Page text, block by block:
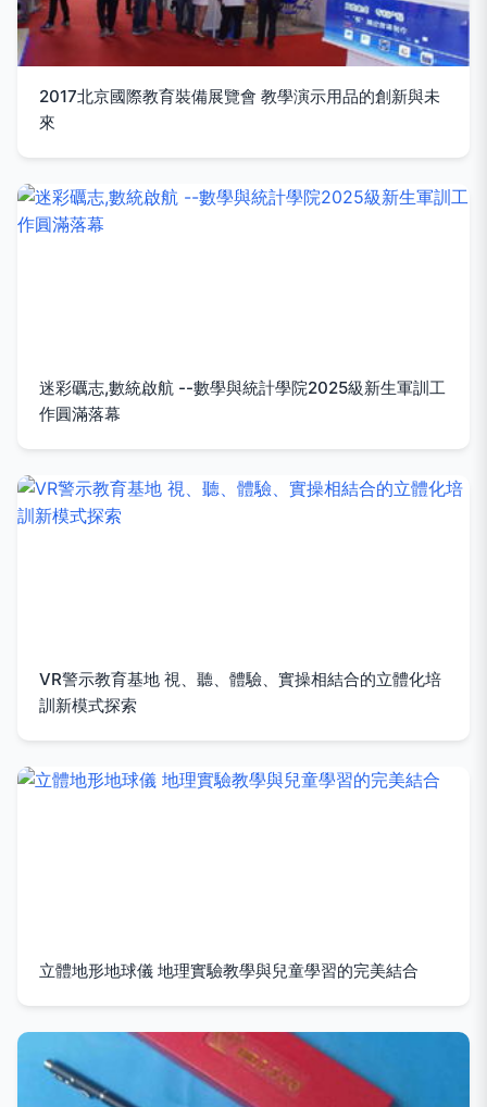
2017北京國際教育裝備展覽會 教學演示用品的創新與未
來
迷彩礪志,數統啟航 --數學與統計學院2025級新生軍訓工
作圓滿落幕
VR警示教育基地 視、聽、體驗、實操相結合的立體化培
訓新模式探索
立體地形地球儀 地理實驗教學與兒童學習的完美結合